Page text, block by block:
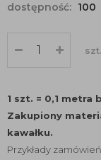
dostępność: 100
szt.
1 szt. = 0,1 metra
Zakupiony
kawałku.
Przykłady